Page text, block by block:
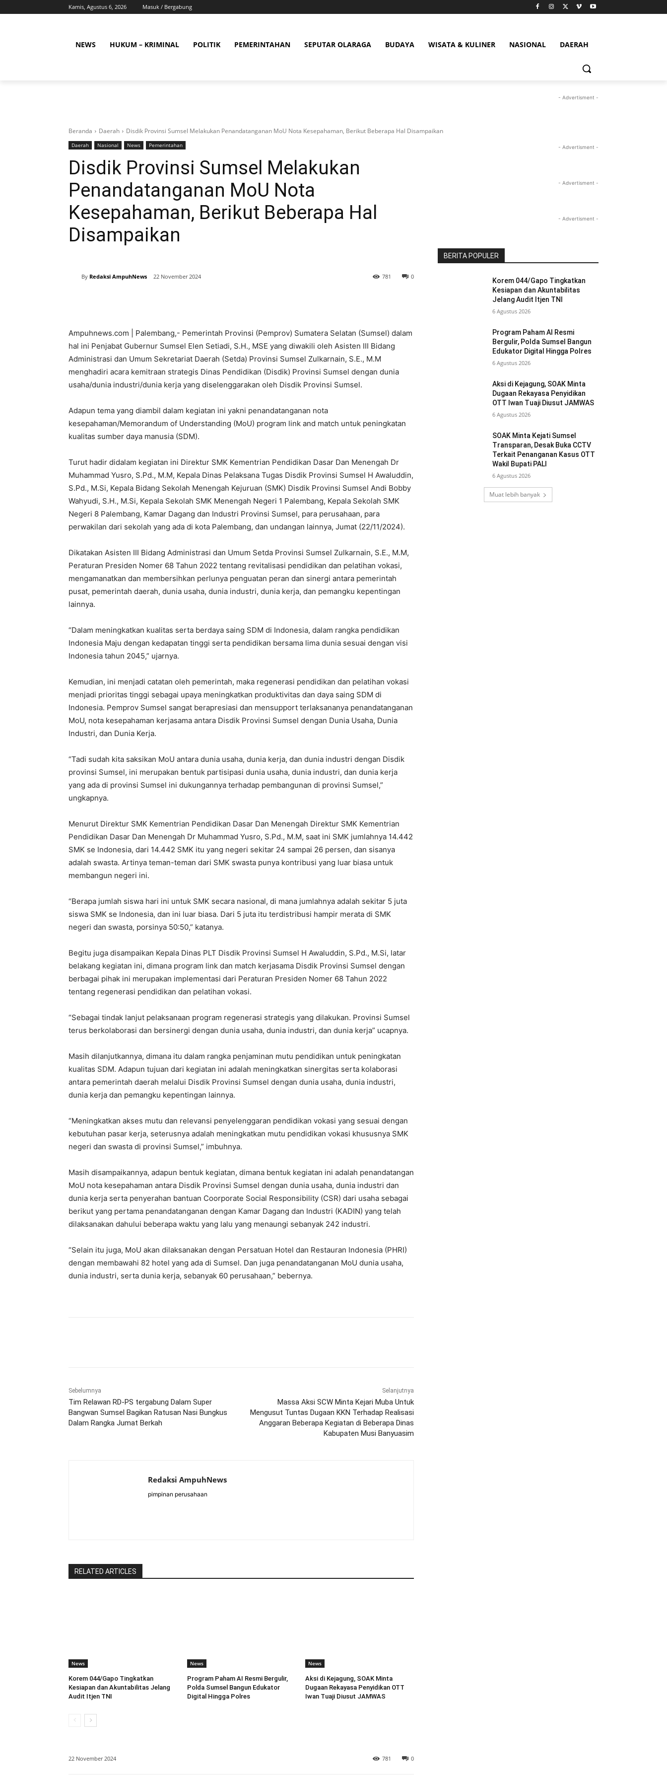
Kamis, Agustus 6, 2026 Masuk / Bergabung
NEWS HUKUM – KRIMINAL POLITIK PEMERINTAHAN SEPUTAR OLARAGA BUDAYA WISATA & KULINER NASIONAL DAERAH
- Advertisment -
Beranda Daerah Disdik Provinsi Sumsel Melakukan Penandatanganan MoU Nota Kesepahaman, Berikut Beberapa Hal Disampaikan
Daerah Nasional News Pemerintahan
Disdik Provinsi Sumsel Melakukan
Penandatanganan MoU Nota
Kesepahaman, Berikut Beberapa Hal
Disampaikan
By Redaksi AmpuhNews 22 November 2024 0
781
Ampuhnews.com | Palembang,- Pemerintah Provinsi (Pemprov) Sumatera Selatan (Sumsel) dalam
hal ini Penjabat Gubernur Sumsel Elen Setiadi, S.H., MSE yang diwakili oleh Asisten III Bidang
Administrasi dan Umum Sekretariat Daerah (Setda) Provinsi Sumsel Zulkarnain, S.E., M.M
menghadiri acara kemitraan strategis Dinas Pendidikan (Disdik) Provinsi Sumsel dengan dunia
usaha/dunia industri/dunia kerja yang diselenggarakan oleh Disdik Provinsi Sumsel.
Adapun tema yang diambil dalam kegiatan ini yakni penandatanganan nota
kesepahaman/Memorandum of Understanding (MoU) program link and match untuk peningkatan
kualitas sumber daya manusia (SDM).
Turut hadir didalam kegiatan ini Direktur SMK Kementrian Pendidikan Dasar Dan Menengah Dr
Muhammad Yusro, S.Pd., M.M, Kepala Dinas Pelaksana Tugas Disdik Provinsi Sumsel H Awaluddin,
S.Pd., M.Si, Kepala Bidang Sekolah Menengah Kejuruan (SMK) Disdik Provinsi Sumsel Andi Bobby
Wahyudi, S.H., M.Si, Kepala Sekolah SMK Menengah Negeri 1 Palembang, Kepala Sekolah SMK
Negeri 8 Palembang, Kamar Dagang dan Industri Provinsi Sumsel, para perusahaan, para
perwakilan dari sekolah yang ada di kota Palembang, dan undangan lainnya, Jumat (22/11/2024).
Dikatakan Asisten III Bidang Administrasi dan Umum Setda Provinsi Sumsel Zulkarnain, S.E., M.M,
Peraturan Presiden Nomer 68 Tahun 2022 tentang revitalisasi pendidikan dan pelatihan vokasi,
mengamanatkan dan membersihkan perlunya penguatan peran dan sinergi antara pemerintah
pusat, pemerintah daerah, dunia usaha, dunia industri, dunia kerja, dan pemangku kepentingan
lainnya.
“Dalam meningkatkan kualitas serta berdaya saing SDM di Indonesia, dalam rangka pendidikan
Indonesia Maju dengan kedapatan tinggi serta pendidikan bersama lima dunia sesuai dengan visi
Indonesia tahun 2045,” ujarnya.
Kemudian, ini menjadi catatan oleh pemerintah, maka regenerasi pendidikan dan pelatihan vokasi
menjadi prioritas tinggi sebagai upaya meningkatkan produktivitas dan daya saing SDM di
Indonesia. Pemprov Sumsel sangat berapresiasi dan mensupport terlaksananya penandatanganan
MoU, nota kesepahaman kerjasama antara Disdik Provinsi Sumsel dengan Dunia Usaha, Dunia
Industri, dan Dunia Kerja.
“Tadi sudah kita saksikan MoU antara dunia usaha, dunia kerja, dan dunia industri dengan Disdik
provinsi Sumsel, ini merupakan bentuk partisipasi dunia usaha, dunia industri, dan dunia kerja
yang ada di provinsi Sumsel ini dukungannya terhadap pembangunan di provinsi Sumsel,”
ungkapnya.
Menurut Direktur SMK Kementrian Pendidikan Dasar Dan Menengah Direktur SMK Kementrian
Pendidikan Dasar Dan Menengah Dr Muhammad Yusro, S.Pd., M.M, saat ini SMK jumlahnya 14.442
SMK se Indonesia, dari 14.442 SMK itu yang negeri sekitar 24 sampai 26 persen, dan sisanya
adalah swasta. Artinya teman-teman dari SMK swasta punya kontribusi yang luar biasa untuk
membangun negeri ini.
“Berapa jumlah siswa hari ini untuk SMK secara nasional, di mana jumlahnya adalah sekitar 5 juta
siswa SMK se Indonesia, dan ini luar biasa. Dari 5 juta itu terdistribusi hampir merata di SMK
negeri dan swasta, porsinya 50:50,” katanya.
Begitu juga disampaikan Kepala Dinas PLT Disdik Provinsi Sumsel H Awaluddin, S.Pd., M.Si, latar
belakang kegiatan ini, dimana program link dan match kerjasama Disdik Provinsi Sumsel dengan
berbagai pihak ini merupakan implementasi dari Peraturan Presiden Nomer 68 Tahun 2022
tentang regenerasi pendidikan dan pelatihan vokasi.
“Sebagai tindak lanjut pelaksanaan program regenerasi strategis yang dilakukan. Provinsi Sumsel
terus berkolaborasi dan bersinergi dengan dunia usaha, dunia industri, dan dunia kerja” ucapnya.
Masih dilanjutkannya, dimana itu dalam rangka penjaminan mutu pendidikan untuk peningkatan
kualitas SDM. Adapun tujuan dari kegiatan ini adalah meningkatkan sinergitas serta kolaborasi
antara pemerintah daerah melalui Disdik Provinsi Sumsel dengan dunia usaha, dunia industri,
dunia kerja dan pemangku kepentingan lainnya.
“Meningkatkan akses mutu dan relevansi penyelenggaran pendidikan vokasi yang sesuai dengan
kebutuhan pasar kerja, seterusnya adalah meningkatkan mutu pendidikan vokasi khususnya SMK
negeri dan swasta di provinsi Sumsel,” imbuhnya.
Masih disampaikannya, adapun bentuk kegiatan, dimana bentuk kegiatan ini adalah penandatangan
MoU nota kesepahaman antara Disdik Provinsi Sumsel dengan dunia usaha, dunia industri dan
dunia kerja serta penyerahan bantuan Coorporate Social Responsibility (CSR) dari usaha sebagai
berikut yang pertama penandatanganan dengan Kamar Dagang dan Industri (KADIN) yang telah
dilaksanakan dahului beberapa waktu yang lalu yang menaungi sebanyak 242 industri.
“Selain itu juga, MoU akan dilaksanakan dengan Persatuan Hotel dan Restauran Indonesia (PHRI)
dengan membawahi 82 hotel yang ada di Sumsel. Dan juga penandatanganan MoU dunia usaha,
dunia industri, serta dunia kerja, sebanyak 60 perusahaan,” bebernya.
Sebelumnya
Tim Relawan RD-PS tergabung Dalam Super
Bangwan Sumsel Bagikan Ratusan Nasi Bungkus
Dalam Rangka Jumat Berkah
Selanjutnya
Massa Aksi SCW Minta Kejari Muba Untuk
Mengusut Tuntas Dugaan KKN Terhadap Realisasi
Anggaran Beberapa Kegiatan di Beberapa Dinas
Kabupaten Musi Banyuasim
Redaksi AmpuhNews
pimpinan perusahaan
RELATED ARTICLES
News
Korem 044/Gapo Tingkatkan
Kesiapan dan Akuntabilitas Jelang
Audit Itjen TNI
News
Program Paham AI Resmi Bergulir,
Polda Sumsel Bangun Edukator
Digital Hingga Polres
News
Aksi di Kejagung, SOAK Minta
Dugaan Rekayasa Penyidikan OTT
Iwan Tuaji Diusut JAMWAS
- Advertisment -
- Advertisment -
- Advertisment -
BERITA POPULER
Korem 044/Gapo Tingkatkan
Kesiapan dan Akuntabilitas
Jelang Audit Itjen TNI
6 Agustus 2026
Program Paham AI Resmi
Bergulir, Polda Sumsel Bangun
Edukator Digital Hingga Polres
6 Agustus 2026
Aksi di Kejagung, SOAK Minta
Dugaan Rekayasa Penyidikan
OTT Iwan Tuaji Diusut JAMWAS
6 Agustus 2026
SOAK Minta Kejati Sumsel
Transparan, Desak Buka CCTV
Terkait Penanganan Kasus OTT
Wakil Bupati PALI
6 Agustus 2026
Muat lebih banyak
22 November 2024 0
781